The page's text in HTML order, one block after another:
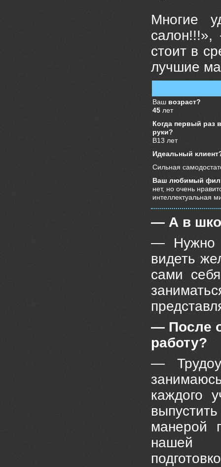
Многие
стоит в
лучшие
Ваш возраст?
45 лет
Когда первый раз
руки?
В13 лет
Идеальный
Сильная
Ваш любимый
нет, но очень
интеллектуальная
— А в
— Нужно
видеть
сами
— После
работу?
—
каждого
манерой
нашей